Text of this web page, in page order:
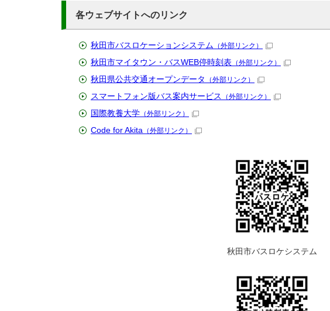
各ウェブサイトへのリンク
秋田市バスロケーションシステム （外部リンク）
秋田市マイタウン・バスWEB停時刻表 （外部リンク）
秋田県公共交通オープンデータ （外部リンク）
スマートフォン版バス案内サービス （外部リンク）
国際教養大学 （外部リンク）
Code for Akita （外部リンク）
秋田市バスロケシステム